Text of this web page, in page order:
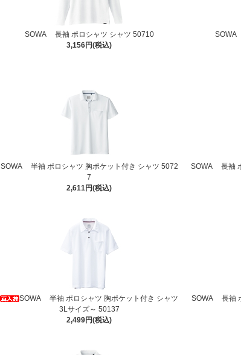
SOWA 長袖 ポロシャツ シャツ 50710
3,156円(税込)
SOWA
SOWA 半袖 ポロシャツ 胸ポケット付き シャツ 5072
7
2,611円(税込)
SOWA 長袖
SOWA 半袖 ポロシャツ 胸ポケット付き シャツ
3Lサイズ～ 50137
2,499円(税込)
SOWA 長袖